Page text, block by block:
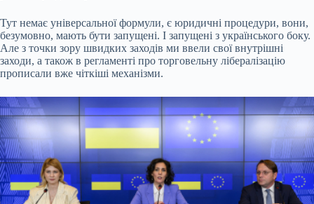
Тут немає універсальної формули, є юридичні процедури, вони,
безумовно, мають бути запущені. І запущені з українського боку.
Але з точки зору швидких заходів ми ввели свої внутрішні
заходи, а також в регламенті про торговельну лібералізацію
прописали вже чіткіші механізми.